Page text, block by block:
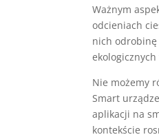
Ważnym
odcieniach
nich odrobinę
Nie możemy
Smart
aplikacji na
kontekście